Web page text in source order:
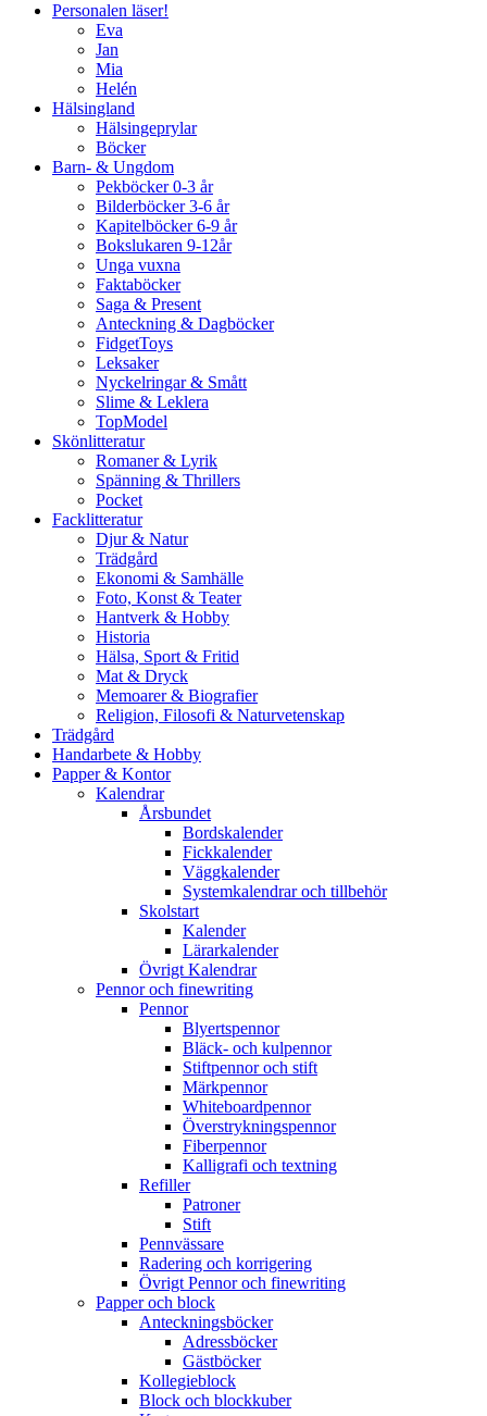
Personalen läser!
Eva
Jan
Mia
Helén
Hälsingland
Hälsingeprylar
Böcker
Barn- & Ungdom
Pekböcker 0-3 år
Bilderböcker 3-6 år
Kapitelböcker 6-9 år
Bokslukaren 9-12år
Unga vuxna
Faktaböcker
Saga & Present
Anteckning & Dagböcker
FidgetToys
Leksaker
Nyckelringar & Smått
Slime & Leklera
TopModel
Skönlitteratur
Romaner & Lyrik
Spänning & Thrillers
Pocket
Facklitteratur
Djur & Natur
Trädgård
Ekonomi & Samhälle
Foto, Konst & Teater
Hantverk & Hobby
Historia
Hälsa, Sport & Fritid
Mat & Dryck
Memoarer & Biografier
Religion, Filosofi & Naturvetenskap
Trädgård
Handarbete & Hobby
Papper & Kontor
Kalendrar
Årsbundet
Bordskalender
Fickkalender
Väggkalender
Systemkalendrar och tillbehör
Skolstart
Kalender
Lärarkalender
Övrigt Kalendrar
Pennor och finewriting
Pennor
Blyertspennor
Bläck- och kulpennor
Stiftpennor och stift
Märkpennor
Whiteboardpennor
Överstrykningspennor
Fiberpennor
Kalligrafi och textning
Refiller
Patroner
Stift
Pennvässare
Radering och korrigering
Övrigt Pennor och finewriting
Papper och block
Anteckningsböcker
Adressböcker
Gästböcker
Kollegieblock
Block och blockkuber